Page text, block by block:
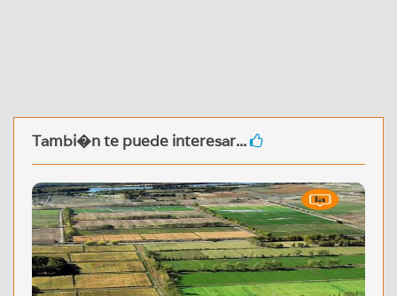
Tambi�n te puede interesar...